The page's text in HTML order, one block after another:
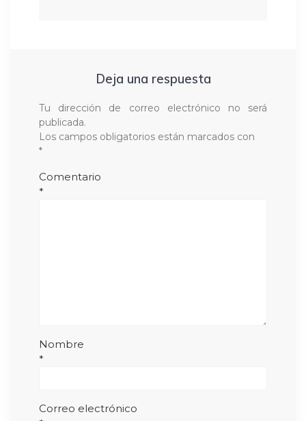
Deja una respuesta
Tu dirección de correo electrónico no será
publicada.
Los campos obligatorios están marcados con
*
Comentario
*
Nombre
*
Correo electrónico